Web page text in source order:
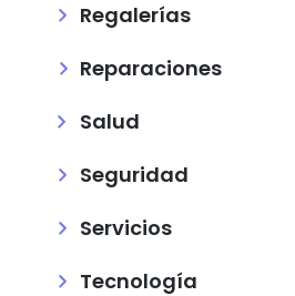
Regalerías
Reparaciones
Salud
Seguridad
Servicios
Tecnología